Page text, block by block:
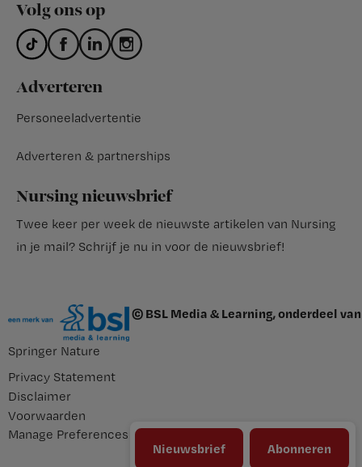
Nieuwsbrief Abonneren
Volg ons op
Adverteren
Personeeladvertentie
Adverteren & partnerships
Nursing nieuwsbrief
Twee keer per week de nieuwste artikelen van Nursing
in je mail? Schrijf je nu in voor de nieuwsbrief!
© BSL Media & Learning, onderdeel van
Springer Nature
Privacy Statement
Disclaimer
Voorwaarden
Manage Preferences